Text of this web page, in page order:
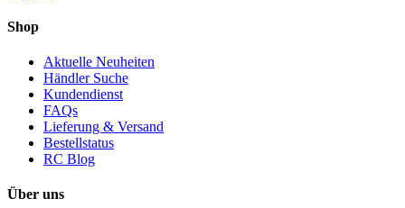
Shop
Aktuelle Neuheiten
Händler Suche
Kundendienst
FAQs
Lieferung & Versand
Bestellstatus
RC Blog
Über uns